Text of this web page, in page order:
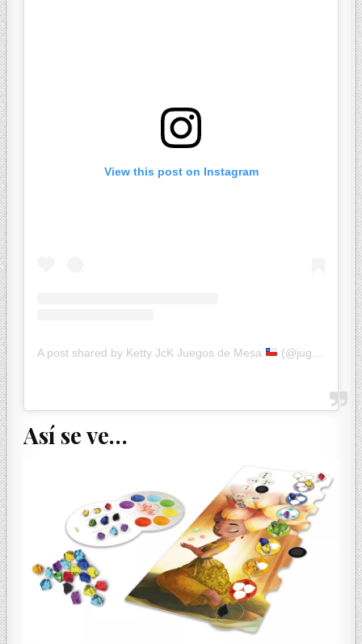
View this post on Instagram
A post shared by Ketty JcK Juegos de Mesa (@jugandoconketty)
Así se ve…